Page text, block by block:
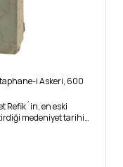
i Askeri, 600
Refik´in, en eski
medeniyet tarihi…